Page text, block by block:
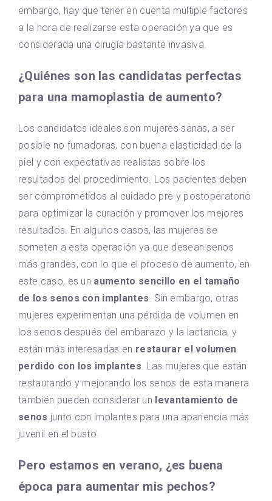
embargo, hay que tener en cuenta múltiple factores
a la hora de realizarse esta operación ya que es
considerada una cirugía bastante invasiva.
¿Quiénes son las candidatas perfectas
para una mamoplastia de aumento?
Los candidatos ideales son mujeres sanas, a ser
posible no fumadoras, con buena elasticidad de la
piel y con expectativas realistas sobre los
resultados del procedimiento. Los pacientes deben
ser comprometidos al cuidado pre y postoperatorio
para optimizar la curación y promover los mejores
resultados. En algunos casos, las mujeres se
someten a esta operación ya que desean senos
más grandes, con lo que el proceso de aumento, en
este caso, es un aumento sencillo en el tamaño
de los senos con implantes . Sin embargo, otras
mujeres experimentan una pérdida de volumen en
los senos después del embarazo y la lactancia, y
están más interesadas en restaurar el volumen
perdido con los implantes . Las mujeres que están
restaurando y mejorando los senos de esta manera
también pueden considerar un levantamiento de
senos junto con implantes para una apariencia más
juvenil en el busto.
Pero estamos en verano, ¿es buena
época para aumentar mis pechos?